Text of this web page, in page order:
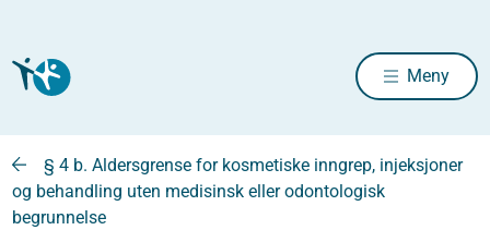
Meny
§ 4 b. Aldersgrense for kosmetiske inngrep, injeksjoner
og behandling uten medisinsk eller odontologisk
begrunnelse